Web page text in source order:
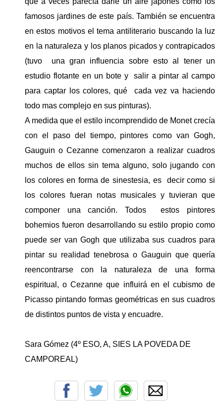
famosos jardines de este país. También se encuentra
en estos motivos el tema antiliterario buscando la luz
en la naturaleza y los planos picados y contrapicados
(tuvo
una gran influencia sobre esto al tener un
estudio flotante en un bote y
salir a pintar al campo
para captar los colores, qué
cada vez va haciendo
todo mas complejo en sus pinturas).
A medida que el estilo incomprendido de Monet crecía
con el paso del tiempo, pintores como van Gogh,
Gauguin o Cezanne comenzaron a realizar cuadros
muchos de ellos sin tema alguno, solo jugando con
los colores en forma de sinestesia, es
decir como si
los colores fueran notas musicales y tuvieran que
componer una canción. Todos
estos pintores
bohemios fueron desarrollando su estilo propio como
puede ser van Gogh que utilizaba sus cuadros para
pintar su realidad tenebrosa o Gauguin que quería
reencontrarse con la naturaleza de una forma
espiritual, o Cezanne que influirá en el cubismo de
Picasso pintando formas geométricas en sus cuadros
de distintos puntos de vista y encuadre.
Sara Gómez (4º ESO, A, SIES LA POVEDA DE
CAMPOREAL)